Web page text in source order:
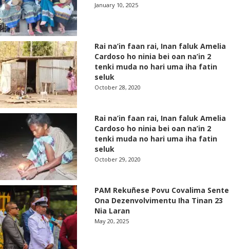
January 10, 2025
Rai na’in faan rai, Inan faluk Amelia
Cardoso ho ninia bei oan na’in 2
tenki muda no hari uma iha fatin
seluk
October 28, 2020
Rai na’in faan rai, Inan faluk Amelia
Cardoso ho ninia bei oan na’in 2
tenki muda no hari uma iha fatin
seluk
October 29, 2020
PAM Rekuñese Povu Covalima Sente
Ona Dezenvolvimentu Iha Tinan 23
Nia Laran
May 20, 2025